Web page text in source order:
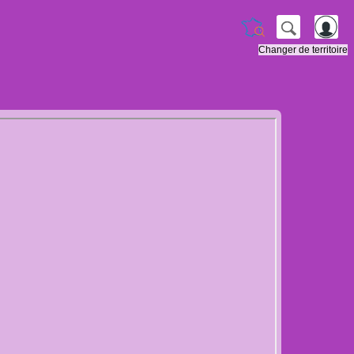
Changer de territoire